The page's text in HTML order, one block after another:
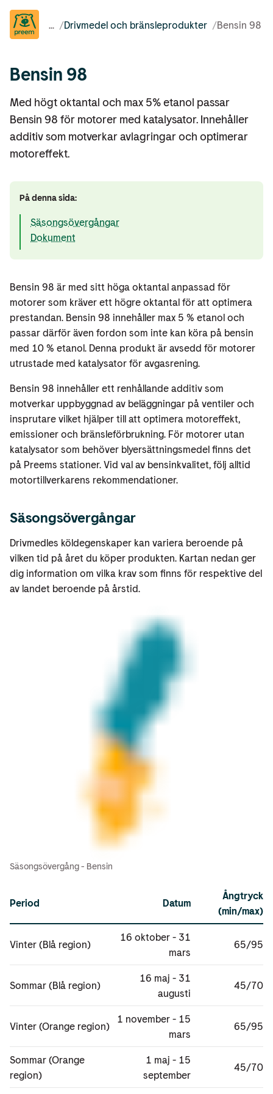
/Drivmedel och bränsleprodukter /Bensin 98
Bensin 98
Med högt oktantal och max 5% etanol passar
Bensin 98 för motorer med katalysator. Innehåller
additiv som motverkar avlagringar och optimerar
motoreffekt.
På denna sida:
Säsongsövergångar
Dokument
Bensin 98 är med sitt höga oktantal anpassad för
motorer som kräver ett högre oktantal för att optimera
prestandan. Bensin 98 innehåller max 5 % etanol och
passar därför även fordon som inte kan köra på bensin
med 10 % etanol. Denna produkt är avsedd för motorer
utrustade med katalysator för avgasrening.
Bensin 98 innehåller ett renhållande additiv som
motverkar uppbyggnad av beläggningar på ventiler och
insprutare vilket hjälper till att optimera motoreffekt,
emissioner och bränsleförbrukning. För motorer utan
katalysator som behöver blyersättningsmedel finns det
på Preems stationer. Vid val av bensinkvalitet, följ alltid
motortillverkarens rekommendationer.
Säsongsövergångar
Drivmedles köldegenskaper kan variera beroende på
vilken tid på året du köper produkten. Kartan nedan ger
dig information om vilka krav som finns för respektive del
av landet beroende på årstid.
Säsongsövergång - Bensin
Period Datum
Ångtryck
(min/max)
Vinter (Blå region)
16 oktober - 31
mars
65/95
Sommar (Blå region)
16 maj - 31
augusti
45/70
Vinter (Orange region)
1 november - 15
mars
65/95
Sommar (Orange
region)
1 maj - 15
september
45/70